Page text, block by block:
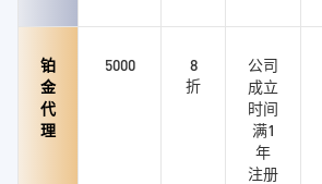
铂
金
代
理
5000
8
折
公司
成立
时间
满1
年
注册